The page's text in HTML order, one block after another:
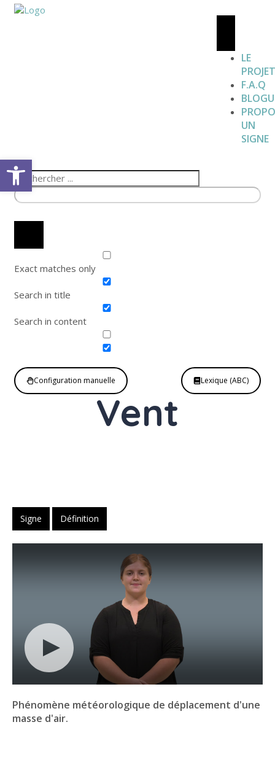
LE
PROJET
F.A.Q
UN
SIGNE
Exact matches only
Search in title
Search in content
Configuration manuelle Lexique (ABC)
Vent
Signe Définition
Phénomène météorologique de déplacement d'une
masse d'air.
Open toolbar